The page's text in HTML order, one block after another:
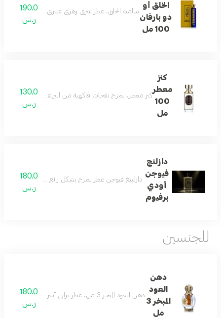
الخلق أو
دو بارفان
100 مل
سامية الخلق، عطر شرقي زهري عنبري مع الورد،
190.0
ر.س
كنز
معطر
100
مل
كنز معطر، يمزج نفحات فاكهية من البرتقال والبرقوق
130.0
ر.س
دازلنج
فيوجن
أودي
برفيوم
دازلينغ فيوجن عطر يمزج بشكل رائع بين نفحات العنبر
180.0
ر.س
للجنسين
دهن
العود
المبخر 3
مل
دهن العود المبخر 3 مل، عطر ترابي آسر، قوي، دافئ، وطويل الأمد من الروائح الحلوة والخشبية التي تعد بأن لا تُنسى.
180.0
ر.س